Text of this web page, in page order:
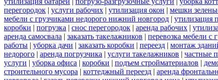
перегородок | услуги рабочих | утилизация окон | мешки
мебели с грузчиками недорого нижний новгород | утилизация
коробки | погрузка | снос перегородок | аренда рабочих |
аренда самосвала | заказать такелажников | перевозка мебели с
работы | уборка дачи | заказать коробки | переезд | монтаж
недорого | аренда погрузчика | услуги такелажников | частные
услуги | уборка офиса | коробки | подъем стройматериалов |
строительного мусора | коттеджный переезд | аренда